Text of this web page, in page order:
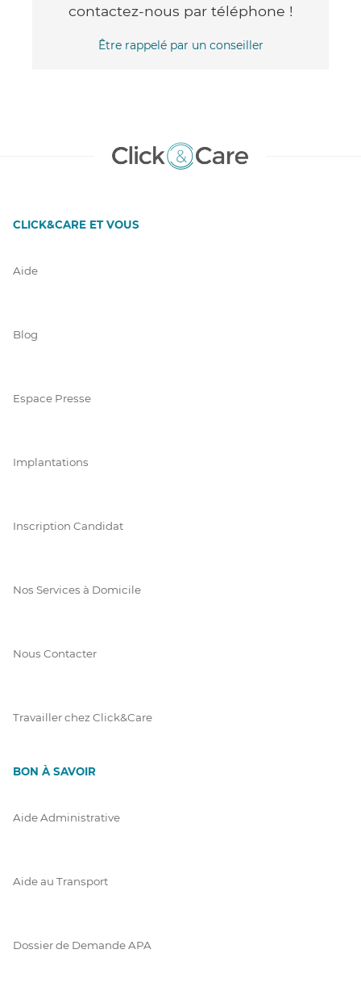
contactez-nous par téléphone !
Être rappelé par un conseiller
CLICK&CARE ET VOUS
Aide
Blog
Espace Presse
Implantations
Inscription Candidat
Nos Services à Domicile
Nous Contacter
Travailler chez Click&Care
BON À SAVOIR
Aide Administrative
Aide au Transport
Dossier de Demande APA